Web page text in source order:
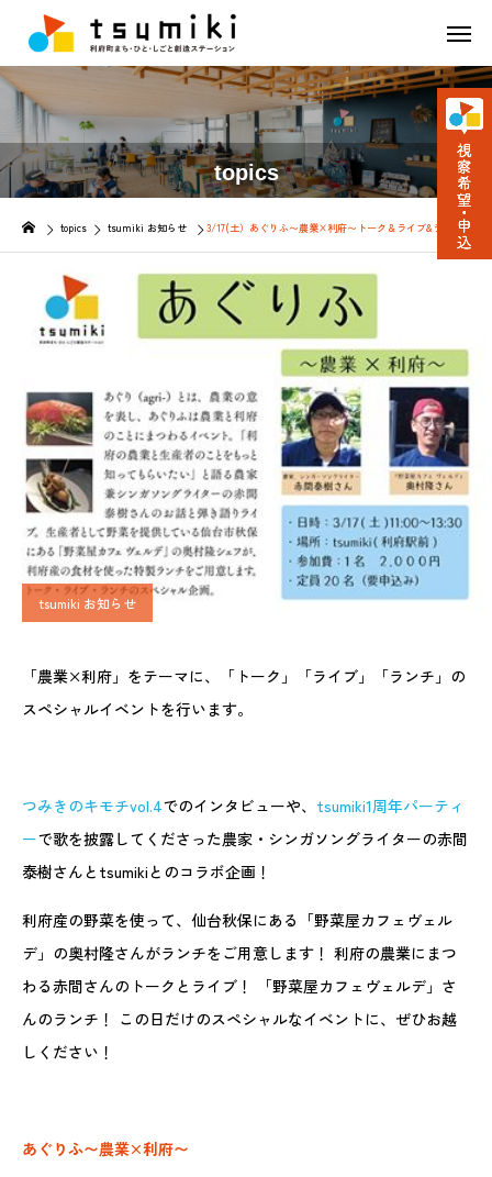
topics
topics tsumiki お知らせ 3/17(土）あぐりふ〜農業×利府〜トーク＆ライブ&ランチのス
tsumiki お知らせ
「農業×利府」をテーマに、
「トーク」「ライブ」「ランチ」の
スペシャルイベントを行います。
つみきのキモチvol.4でのインタビューや、 tsumiki1周年パーティ
ーで歌を披露してくださった農家・シンガソングライターの赤間
泰樹さんとtsumikiとのコラボ企画！
利府産の野菜を使って、仙台秋保にある「野菜屋カフェヴェル
デ」の奥村隆さんがランチをご用意します！ 利府の農業にまつ
わる赤間さんのトークとライブ！ 「野菜屋カフェヴェルデ」さ
んのランチ！ この日だけのスペシャルなイベントに、ぜひお越
しください！
あぐりふ〜農業×利府〜